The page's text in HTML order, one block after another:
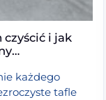
czyścić i jak
każdego
tafle